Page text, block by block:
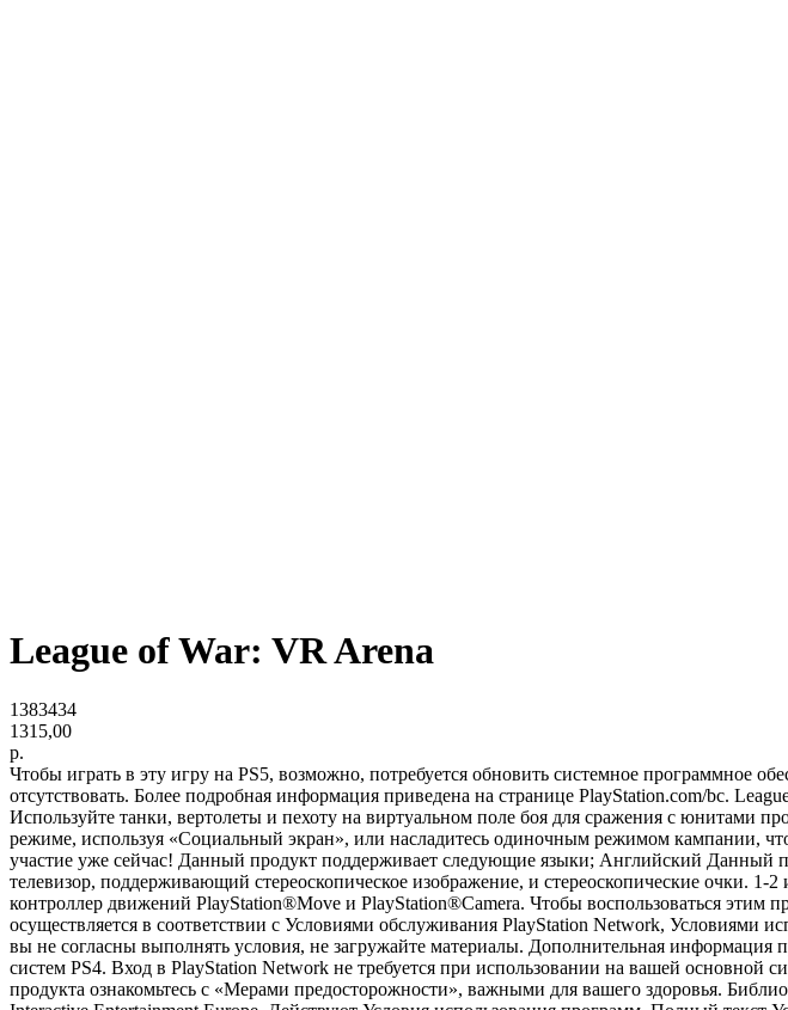
League of War: VR Arena
1383434
1315,00
р.
Чтобы играть в эту игру на PS5, возможно, потребуется обновить системное программное
отсутствовать. Более подробная информация приведена на странице PlayStation.com/bc.
Используйте танки, вертолеты и пехоту на виртуальном поле боя для сражения с юнитами
режиме, используя «Социальный экран», или насладитесь одиночным режимом кампании,
участие уже сейчас! Данный продукт поддерживает следующие языки; Английский Данный
телевизор, поддерживающий стереоскопическое изображение, и стереоскопические очки.
контроллер движений PlayStation®Move и PlayStation®Camera. Чтобы воспользоваться этим
осуществляется в соответствии с Условиями обслуживания PlayStation Network,
вы не согласны выполнять условия, не загружайте материалы. Дополнительная информация
систем PS4. Вход в PlayStation Network не требуется при использовании на вашей основной
продукта ознакомьтесь с «Мерами предосторожности», важными для вашего здоровья.